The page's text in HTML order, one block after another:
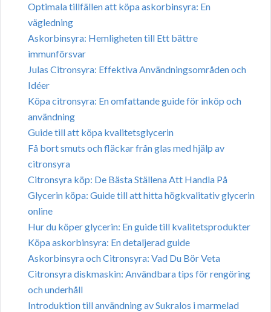
Optimala tillfällen att köpa askorbinsyra: En
vägledning
Askorbinsyra: Hemligheten till Ett bättre
immunförsvar
Julas Citronsyra: Effektiva Användningsområden och
Idéer
Köpa citronsyra: En omfattande guide för inköp och
användning
Guide till att köpa kvalitetsglycerin
Få bort smuts och fläckar från glas med hjälp av
citronsyra
Citronsyra köp: De Bästa Ställena Att Handla På
Glycerin köpa: Guide till att hitta högkvalitativ glycerin
online
Hur du köper glycerin: En guide till kvalitetsprodukter
Köpa askorbinsyra: En detaljerad guide
Askorbinsyra och Citronsyra: Vad Du Bör Veta
Citronsyra diskmaskin: Användbara tips för rengöring
och underhåll
Introduktion till användning av Sukralos i marmelad